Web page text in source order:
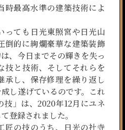
時最高水準の建築技術によ
っても日光東照宮や日光山
倒的に絢爛豪華な建築装飾
、今日までその輝きを失っ
技と技術、そしてそれらを
承し、保存修理を繰り返し
し遂げているのです。これ
技」は、2020年12月にユネ
登録されました。
匠の技のうち、日光の社寺